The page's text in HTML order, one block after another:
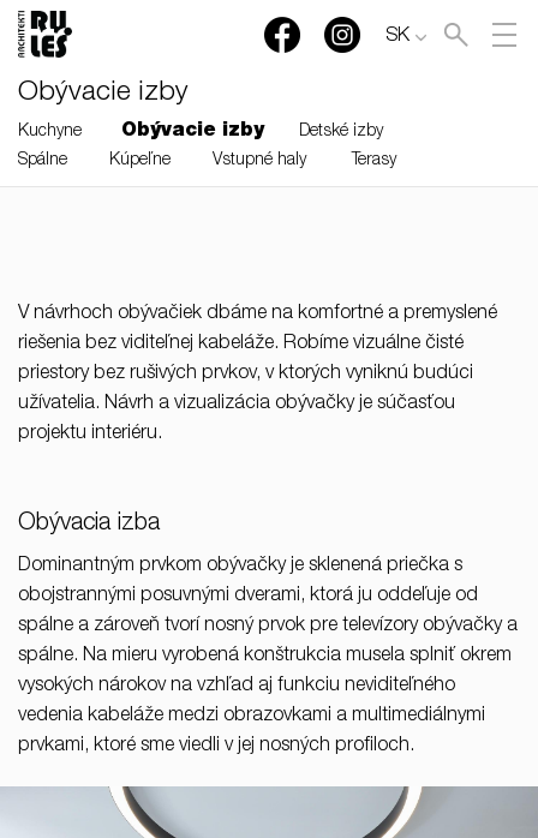
SK
Obývacie izby
Kuchyne Obývacie izby
Detské izby
Spálne
Kúpeľne Vstupné haly Terasy
V návrhoch obývačiek dbáme na komfortné a premyslené
riešenia bez viditeľnej kabeláže. Robíme vizuálne čisté
priestory bez rušivých prvkov, v ktorých vyniknú budúci
užívatelia. Návrh a vizualizácia obývačky je súčasťou
projektu interiéru.
Obývacia izba
Dominantným prvkom obývačky je sklenená priečka s
obojstrannými posuvnými dverami, ktorá ju oddeľuje od
spálne a zároveň tvorí nosný prvok pre televízory obývačky a
spálne. Na mieru vyrobená konštrukcia musela splniť okrem
vysokých nárokov na vzhľad aj funkciu neviditeľného
vedenia kabeláže medzi obrazovkami a multimediálnymi
prvkami, ktoré sme viedli v jej nosných profiloch.